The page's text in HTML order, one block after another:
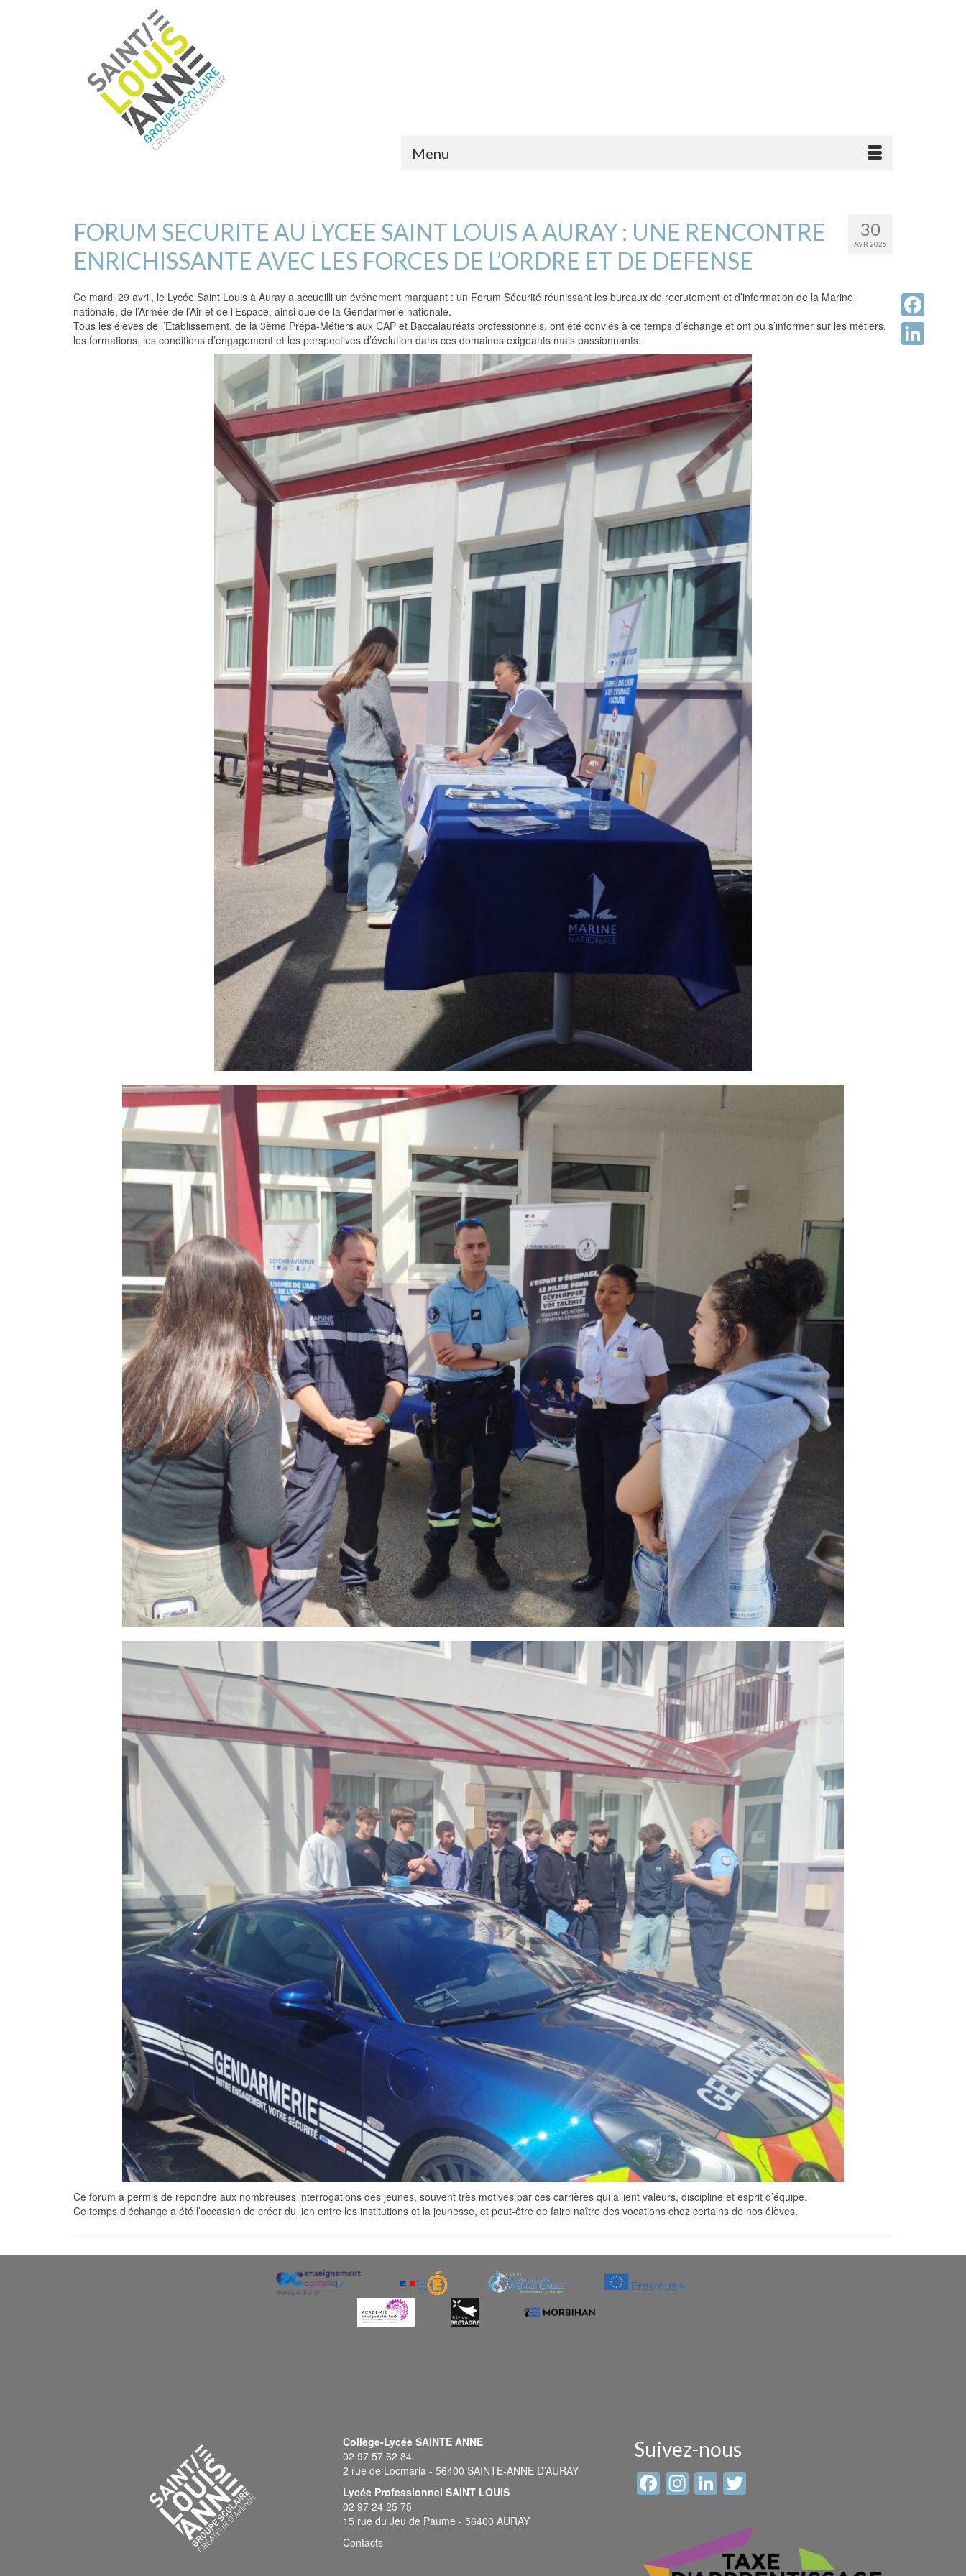
Menu
30
AVR 2025
FORUM SECURITE AU LYCEE SAINT LOUIS A AURAY : UNE RENCONTRE
ENRICHISSANTE AVEC LES FORCES DE L’ORDRE ET DE DEFENSE
Ce mardi 29 avril, le Lycée Saint Louis à Auray a accueilli un événement marquant : un Forum Sécurité réunissant les bureaux de recrutement et d’information de la Marine
nationale, de l’Armée de l’Air et de l’Espace, ainsi que de la Gendarmerie nationale.
Tous les élèves de l’Etablissement, de la 3ème Prépa-Métiers aux CAP et Baccalauréats professionnels, ont été conviés à ce temps d’échange et ont pu s’informer sur les métiers,
les formations, les conditions d’engagement et les perspectives d’évolution dans ces domaines exigeants mais passionnants.
Ce forum a permis de répondre aux nombreuses interrogations des jeunes, souvent très motivés par ces carrières qui allient valeurs, discipline et esprit d’équipe.
Ce temps d’échange a été l’occasion de créer du lien entre les institutions et la jeunesse, et peut-être de faire naître des vocations chez certains de nos élèves.
Collège-Lycée SAINTE ANNE
02 97 57 62 84
2 rue de Locmaria - 56400 SAINTE-ANNE D’AURAY
Lycée Professionnel SAINT LOUIS
02 97 24 25 75
15 rue du Jeu de Paume - 56400 AURAY
Contacts
Suivez-nous
Facebook
Instagram
LinkedIn
Facebook